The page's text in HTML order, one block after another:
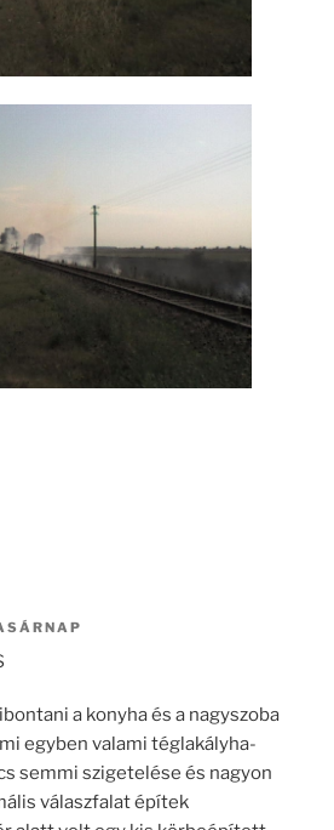
a konyha és a nagyszoba
egyben valami téglakályha-
semmi szigetelése és nagyon
válaszfalat építek